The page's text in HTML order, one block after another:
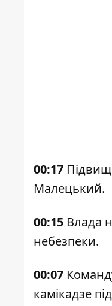
00:17
Малецький.
00:15 Влада
небезпеки.
00:07
камікадзе